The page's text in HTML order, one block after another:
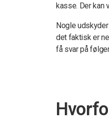
kasse. Der kan
Nogle
det faktisk er
få svar på